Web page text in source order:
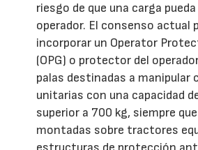
riesgo de que una carga
operador. El consenso actual
incorporar un Operator
(OPG) o protector del
palas destinadas a manipular
unitarias con una capacidad
superior a 700 kg, siempre
montadas sobre tractores